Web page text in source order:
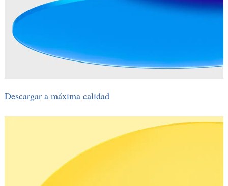
Descargar a máxima calidad